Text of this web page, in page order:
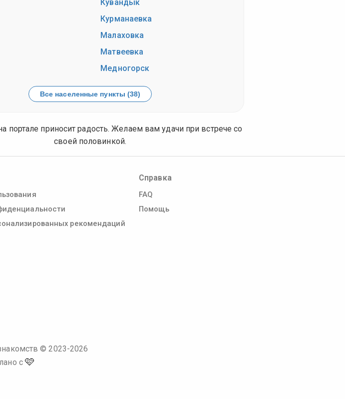
Кувандык
Курманаевка
Малаховка
Матвеевка
Медногорск
Все населенные пункты (38)
портале приносит радость. Желаем вам удачи при встрече со
своей половинкой.
рекомендаций
Справка
FAQ
Помощь
© 2023-2026
с 🩷